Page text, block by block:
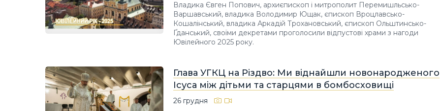
Владика Євген Попович, архиєпископ і митрополит Перемишльсько-
Варшавський, владика Володимир Ющак, єпископ Вроцлавсько-
Кошалінський, владика Аркадій Трохановський, єпископ Ольштинсько-
Ґданський, своїми декретами проголосили відпустові храми з нагоди
Ювілейного 2025 року.
Глава УГКЦ на Різдво: Ми віднайшли новонародженого
Ісуса між дітьми та старцями в бомбосховищі
26 грудня